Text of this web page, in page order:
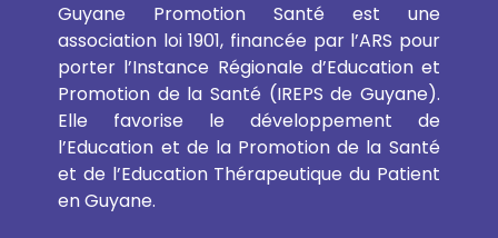
Guyane Promotion Santé est une
association loi 1901, financée par l’ARS pour
porter l’Instance Régionale d’Education et
Promotion de la Santé (IREPS de Guyane).
Elle favorise le développement de
l’Education et de la Promotion de la Santé
et de l’Education Thérapeutique du Patient
en Guyane.